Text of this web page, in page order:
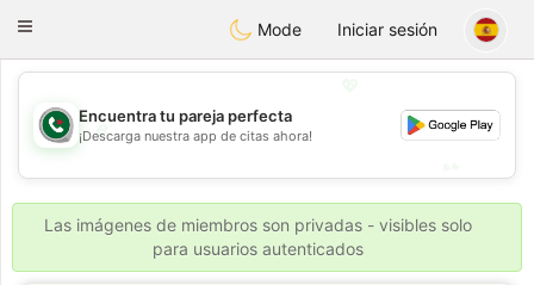
Weshrak
Toggle
Mode Iniciar sesión
💖
💕
Encuentra tu pareja perfecta
¡Descarga nuestra app de citas ahora!
Las imágenes de miembros son privadas - visibles solo
para usuarios autenticados